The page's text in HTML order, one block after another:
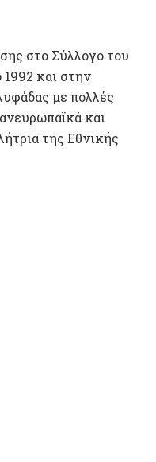
στο Σύλλογο του
και στην
με πολλές
και
της Εθνικής